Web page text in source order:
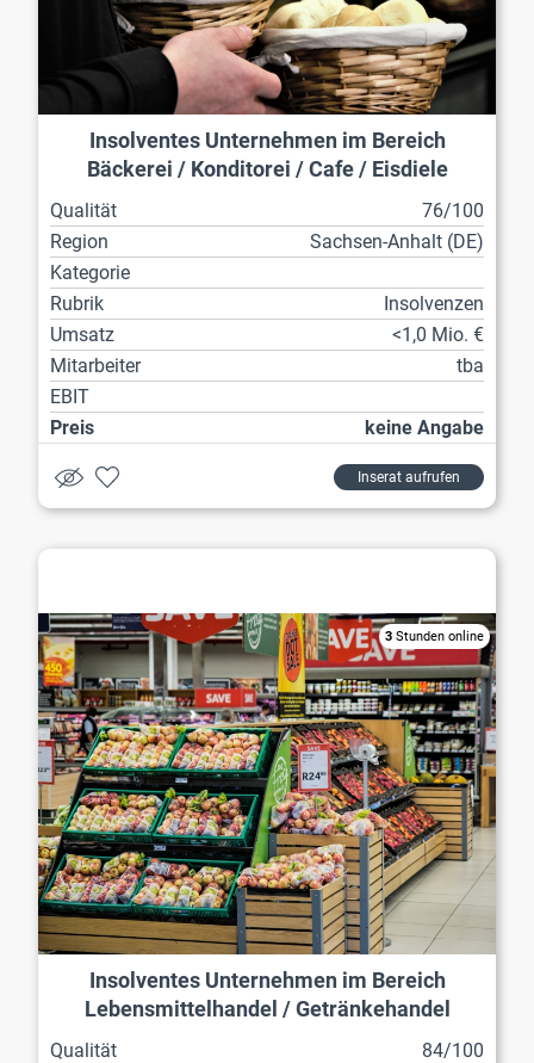
Insolventes Unternehmen im Bereich
Bäckerei / Konditorei / Cafe / Eisdiele
Qualität
76/100
Region
Sachsen-Anhalt (DE)
Kategorie
Rubrik
Insolvenzen
Umsatz
<1,0 Mio. €
Mitarbeiter
tba
EBIT
Preis
keine Angabe
Inserat aufrufen
3 Stunden online
Insolventes Unternehmen im Bereich
Lebensmittelhandel / Getränkehandel
Qualität
84/100